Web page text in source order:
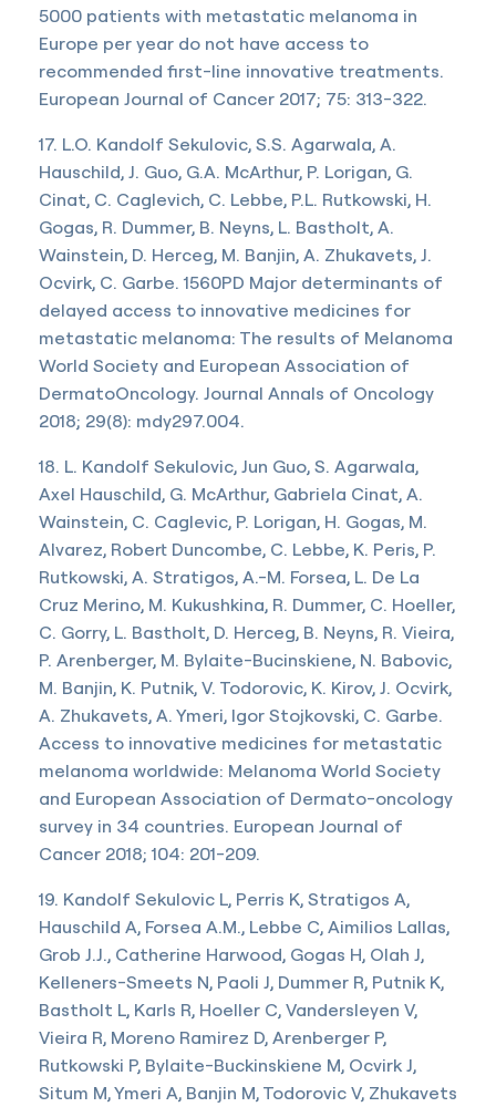
5000 patients with metastatic melanoma in
Europe per year do not have access to
recommended first-line innovative treatments.
European Journal of Cancer 2017; 75: 313-322.
17. L.O. Kandolf Sekulovic, S.S. Agarwala, A.
Hauschild, J. Guo, G.A. McArthur, P. Lorigan, G.
Cinat, C. Caglevich, C. Lebbe, P.L. Rutkowski, H.
Gogas, R. Dummer, B. Neyns, L. Bastholt, A.
Wainstein, D. Herceg, M. Banjin, A. Zhukavets, J.
Ocvirk, C. Garbe. 1560PD Major determinants of
delayed access to innovative medicines for
metastatic melanoma: The results of Melanoma
World Society and European Association of
DermatoOncology. Journal Annals of Oncology
2018; 29(8): mdy297.004.
18. L. Kandolf Sekulovic, Jun Guo, S. Agarwala,
Axel Hauschild, G. McArthur, Gabriela Cinat, A.
Wainstein, C. Caglevic, P. Lorigan, H. Gogas, M.
Alvarez, Robert Duncombe, C. Lebbe, K. Peris, P.
Rutkowski, A. Stratigos, A.-M. Forsea, L. De La
Cruz Merino, M. Kukushkina, R. Dummer, C. Hoeller,
C. Gorry, L. Bastholt, D. Herceg, B. Neyns, R. Vieira,
P. Arenberger, M. Bylaite-Bucinskiene, N. Babovic,
M. Banjin, K. Putnik, V. Todorovic, K. Kirov, J. Ocvirk,
A. Zhukavets, A. Ymeri, Igor Stojkovski, C. Garbe.
Access to innovative medicines for metastatic
melanoma worldwide: Melanoma World Society
and European Association of Dermato-oncology
survey in 34 countries. European Journal of
Cancer 2018; 104: 201-209.
19. Kandolf Sekulovic L, Perris K, Stratigos A,
Hauschild A, Forsea A.M., Lebbe C, Aimilios Lallas,
Grob J.J., Catherine Harwood, Gogas H, Olah J,
Kelleners-Smeets N, Paoli J, Dummer R, Putnik K,
Bastholt L, Karls R, Hoeller C, Vandersleyen V,
Vieira R, Moreno Ramirez D, Arenberger P,
Rutkowski P, Bylaite-Buckinskiene M, Ocvirk J,
Situm M, Ymeri A, Banjin M, Todorovic V, Zhukavets